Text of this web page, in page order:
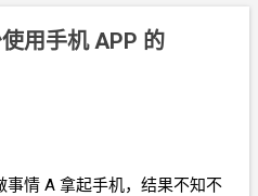
用手机 APP 的
事情 A 拿起手机，结果不知不